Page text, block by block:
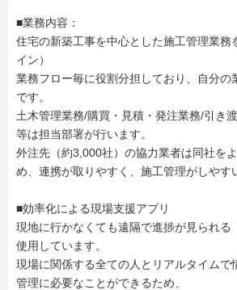
■業務内容：
住宅の新築工事を中心とした施工管理業務
イン）
業務フロー毎に役割分担しており、自分の
です。
土木管理業務/購買・見積・発注業務/引き
等は担当部署が行います。
外注先（約3,000社）の協力業者は同社を
め、連携が取りやすく、施工管理がしやす
■効率化による現場支援アプリ
現地に行かなくても遠隔で進捗が見られる
使用しています。
現場に関係する全ての人とリアルタイムで
管理に必要なことができるため、